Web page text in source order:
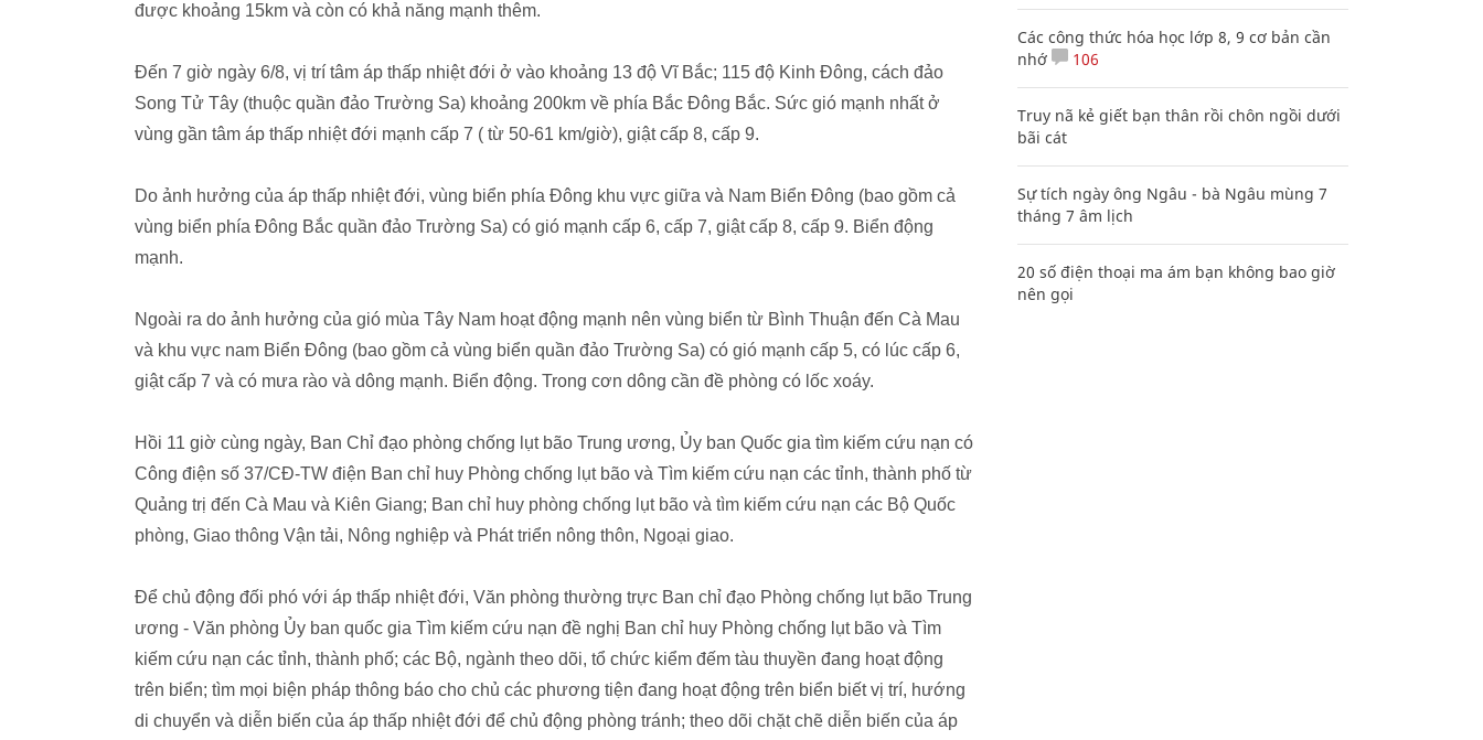
được khoảng 15km và còn có khả năng mạnh thêm.
Đến 7 giờ ngày 6/8, vị trí tâm áp thấp nhiệt đới ở vào khoảng 13 độ Vĩ Bắc; 115 độ Kinh Đông, cách đảo
Song Tử Tây (thuộc quần đảo Trường Sa) khoảng 200km về phía Bắc Đông Bắc. Sức gió mạnh nhất ở
vùng gần tâm áp thấp nhiệt đới mạnh cấp 7 ( từ 50-61 km/giờ), giật cấp 8, cấp 9.
Do ảnh hưởng của áp thấp nhiệt đới, vùng biển phía Đông khu vực giữa và Nam Biển Đông (bao gồm cả
vùng biển phía Đông Bắc quần đảo Trường Sa) có gió mạnh cấp 6, cấp 7, giật cấp 8, cấp 9. Biển động
mạnh.
Ngoài ra do ảnh hưởng của gió mùa Tây Nam hoạt động mạnh nên vùng biển từ Bình Thuận đến Cà Mau
và khu vực nam Biển Đông (bao gồm cả vùng biển quần đảo Trường Sa) có gió mạnh cấp 5, có lúc cấp 6,
giật cấp 7 và có mưa rào và dông mạnh. Biển động. Trong cơn dông cần đề phòng có lốc xoáy.
Hồi 11 giờ cùng ngày, Ban Chỉ đạo phòng chống lụt bão Trung ương, Ủy ban Quốc gia tìm kiếm cứu nạn có
Công điện số 37/CĐ-TW điện Ban chỉ huy Phòng chống lụt bão và Tìm kiếm cứu nạn các tỉnh, thành phố từ
Quảng trị đến Cà Mau và Kiên Giang; Ban chỉ huy phòng chống lụt bão và tìm kiếm cứu nạn các Bộ Quốc
phòng, Giao thông Vận tải, Nông nghiệp và Phát triển nông thôn, Ngoại giao.
Để chủ động đối phó với áp thấp nhiệt đới, Văn phòng thường trực Ban chỉ đạo Phòng chống lụt bão Trung
ương - Văn phòng Ủy ban quốc gia Tìm kiếm cứu nạn đề nghị Ban chỉ huy Phòng chống lụt bão và Tìm
kiếm cứu nạn các tỉnh, thành phố; các Bộ, ngành theo dõi, tổ chức kiểm đếm tàu thuyền đang hoạt động
trên biển; tìm mọi biện pháp thông báo cho chủ các phương tiện đang hoạt động trên biển biết vị trí, hướng
di chuyển và diễn biến của áp thấp nhiệt đới để chủ động phòng tránh; theo dõi chặt chẽ diễn biến của áp
Các công thức hóa học lớp 8, 9 cơ bản cần
nhớ
106
Truy nã kẻ giết bạn thân rồi chôn ngồi dưới
bãi cát
Sự tích ngày ông Ngâu - bà Ngâu mùng 7
tháng 7 âm lịch
20 số điện thoại ma ám bạn không bao giờ
nên gọi